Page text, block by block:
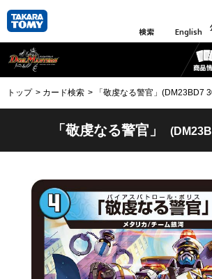
検索 English
トップ カード検索 「敬虔なる警官」(DM23BD7
「敬虔なる警官」